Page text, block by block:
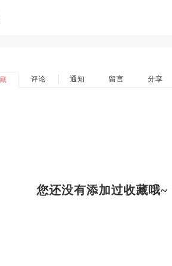
评论 通知 留言 分享
您还没有添加过收藏哦~